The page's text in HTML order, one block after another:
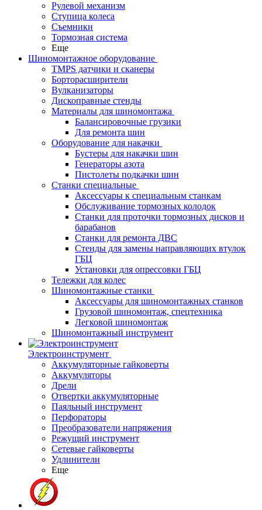
Рулевой механизм
Ступица колеса
Съемники
Тормозная система
Еще
Шиномонтажное оборудование
TMPS датчики и сканеры
Борторасширители
Вулканизаторы
Дископравные стенды
Материалы для шиномонтажа
Балансировочные грузики
Для ремонта шин
Оборудование для накачки
Бустеры для накачки шин
Генераторы азота
Пистолеты подкачки шин
Станки специальные
Аксессуары к специальным станкам
Обслуживание тормозных колодок
Станки для проточки тормозных дисков и
барабанов
Станки для ремонта ДВС
Стенды для замены направляющих втулок
ГБЦ
Установки для опрессовки ГБЦ
Тележки для колес
Шиномонтажные станки
Аксессуары для шиномонтажных станков
Грузовой шиномонтаж, спецтехника
Легковой шиномонтаж
Шиномонтажный инструмент
Электроинструмент
Аккумуляторные гайковерты
Аккумуляторы
Дрели
Отвертки аккумуляторные
Паяльный инструмент
Перфораторы
Преобразователи напряжения
Режущий инструмент
Сетевые гайковерты
Удлинители
Еще